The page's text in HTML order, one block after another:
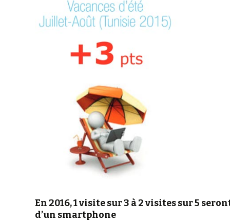
En 2016, 1 visite sur 3 à 2 visites sur 5
d’un smartphone